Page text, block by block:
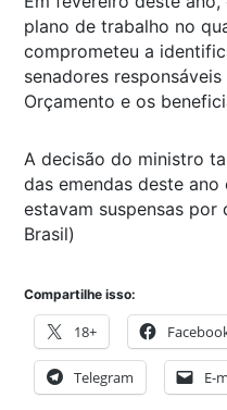
plano de trabalho no
comprometeu a
senadores
Orçamento e os
A decisão do ministro
das emendas deste
estavam suspensas
Brasil)
Compartilhe isso:
18+
Telegram E-